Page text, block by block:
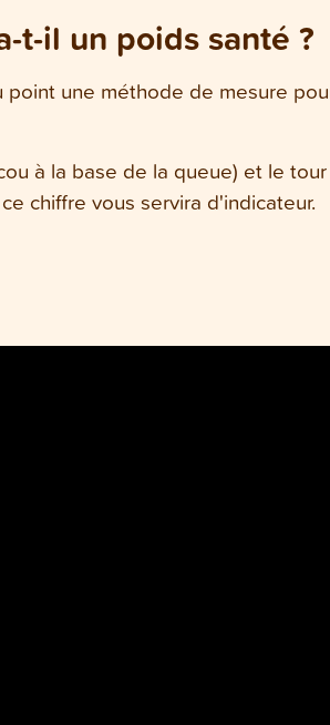
t-il un poids santé ?
une méthode de mesure
à la base de la queue) et le
chiffre vous servira d'indicateur.